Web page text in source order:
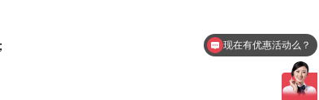
可以介绍下你们的产品么？